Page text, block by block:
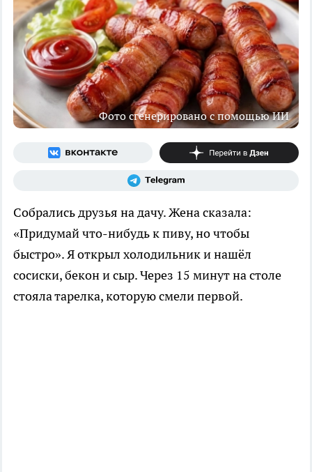
Фото сгенерировано с помощью ИИ
Собрались друзья на дачу. Жена сказала:
«Придумай что-нибудь к пиву, но чтобы
быстро». Я открыл холодильник и нашёл
сосиски, бекон и сыр. Через 15 минут на столе
стояла тарелка, которую смели первой.